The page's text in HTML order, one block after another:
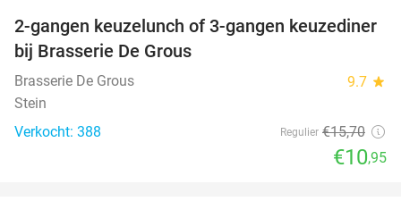
30%
2-gangen keuzelunch of 3-gangen keuzediner
bij Brasserie De Grous
Brasserie De Grous 9.7 star
Stein
Verkocht: 388
Regulier €15,70
€10,95